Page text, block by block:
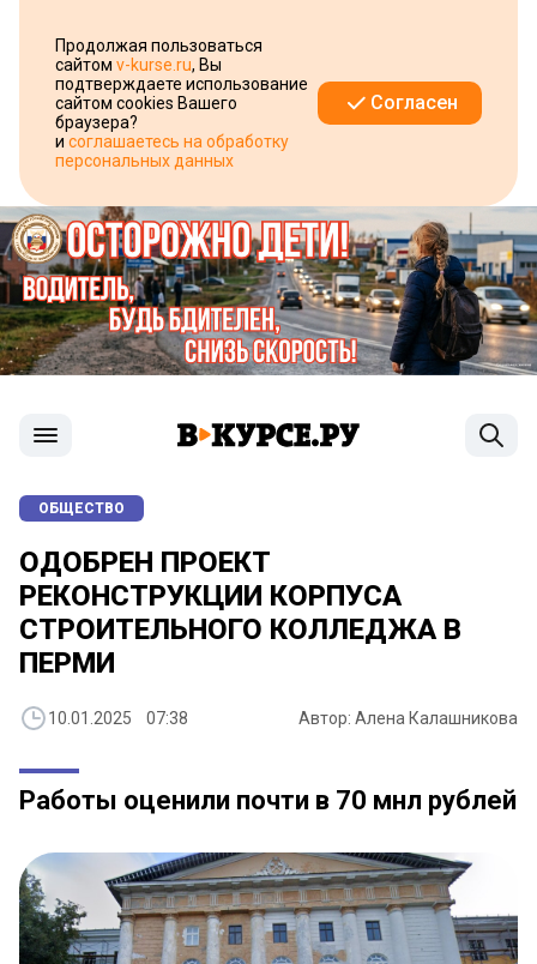
Продолжая пользоваться
сайтом v-kurse.ru, Вы
подтверждаете использование
сайтом cookies Вашего
браузера?
и соглашаетесь на обработку
персональных данных
Согласен
ОБЩЕСТВО
ОДОБРЕН ПРОЕКТ
РЕКОНСТРУКЦИИ КОРПУСА
СТРОИТЕЛЬНОГО КОЛЛЕДЖА В
ПЕРМИ
10.01.2025 07:38 Автор: Алена Калашникова
Работы оценили почти в 70 мнл рублей